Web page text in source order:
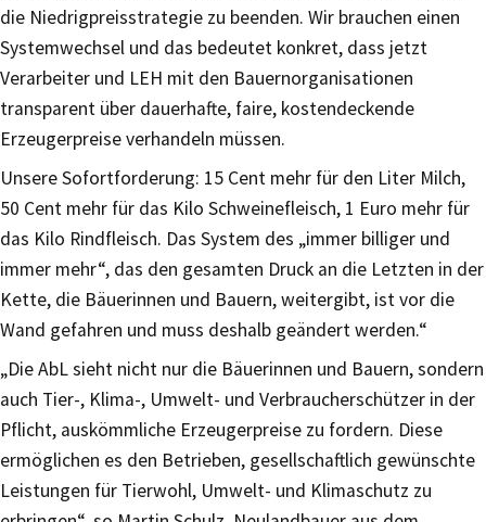
die Niedrigpreisstrategie zu beenden. Wir brauchen einen
Systemwechsel und das bedeutet konkret, dass jetzt
Verarbeiter und LEH mit den Bauernorganisationen
transparent über dauerhafte, faire, kostendeckende
Erzeugerpreise verhandeln müssen.
Unsere Sofortforderung: 15 Cent mehr für den Liter Milch,
50 Cent mehr für das Kilo Schweinefleisch, 1 Euro mehr für
das Kilo Rindfleisch. Das System des „immer billiger und
immer mehr“, das den gesamten Druck an die Letzten in der
Kette, die Bäuerinnen und Bauern, weitergibt, ist vor die
Wand gefahren und muss deshalb geändert werden.“
„Die AbL sieht nicht nur die Bäuerinnen und Bauern, sondern
auch Tier-, Klima-, Umwelt- und Verbraucherschützer in der
Pflicht, auskömmliche Erzeugerpreise zu fordern. Diese
ermöglichen es den Betrieben, gesellschaftlich gewünschte
Leistungen für Tierwohl, Umwelt- und Klimaschutz zu